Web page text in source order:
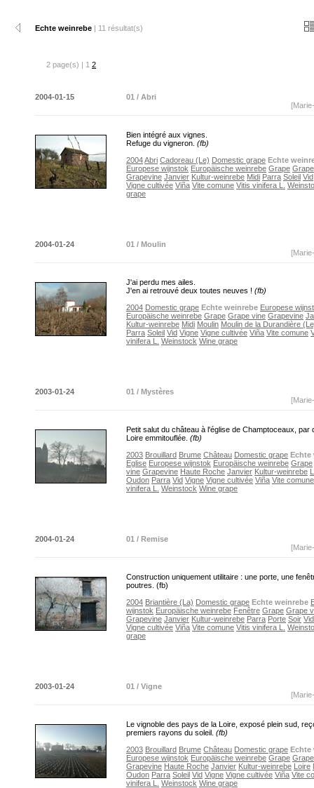
Echte weinrebe | 11 résultat(s)
2 page(s) | 1 2
2004-01-15
01 / Abri
Bien intégré aux vignes.
Refuge du vigneron. (fb)
2004Abri Cadoreau (Le) Domestic grape Echte
Europese wijnstok Europäische weinrebe Grape
Grapevine Janvier Kultur-weinrebe Midi Parra Soleil Vid
Vigne cultivée Viña Vite comune Vitis vinifera L.
grape
2004-01-24
01 / Moulin
J'ai perdu mes ailes.
J'en ai retrouvé deux toutes neuves ! (fb)
2004 Domestic grape Echte weinrebe Europese
Europäische weinrebe Grape Grape vine Grapevine
Kultur-weinrebe Midi Moulin Moulin de la Durandière
Parra Soleil Vid Vigne Vigne cultivée Viña Vite comune
vinifera L.
Weinstock Wine grape
2003-01-24
01 / Mystères
Petit salut du château à l'église de Champtoceaux, par
Loire emmitouflée. (fb)
2003 Brouillard Brume Château Domestic grape Echte
Eglise Europese wijnstok Europäische weinrebe Grape
vine Grapevine Haute Roche Janvier Kultur-weinrebe
Oudon Parra Vid Vigne Vigne cultivée Viña Vite comune
vinifera L.
Weinstock Wine grape
2004-01-24
01 / Remise
Construction uniquement utilitaire : une porte, une
poutres. (fb)
2004 Briantière (La) Domestic grape Echte weinrebe
wijnstok Europäische weinrebe Fenêtre Grape Grape
Grapevine Janvier Kultur-weinrebe Parra Porte Soir Vid
Vigne cultivée Viña Vite comune Vitis vinifera L.
grape
2003-01-24
01 / Vigne
Le vignoble des pays de la Loire, exposé plein sud,
premiers rayons du soleil. (fb)
2003 Brouillard Brume Château Domestic grape Echte
Europese wijnstok Europäische weinrebe Grape
Grapevine Haute Roche Janvier Kultur-weinrebe Loire
Oudon Parra Soleil Vid Vigne Vigne cultivée Viña Vite
vinifera L.
Weinstock Wine grape